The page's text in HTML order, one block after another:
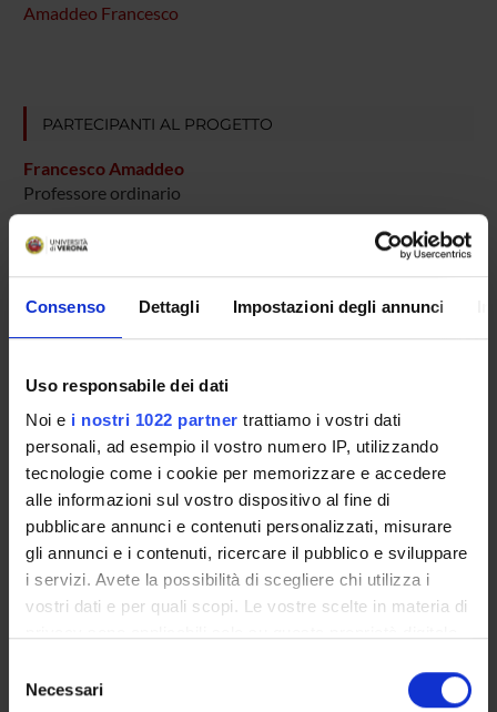
Consenso Dettagli Impostazioni degli annunci
Uso responsabile dei dati
Noi e i nostri 1022 partner trattiamo i vostri dati
personali, ad esempio il vostro numero IP, utilizzando
tecnologie come i cookie per memorizzare e accedere
alle informazioni sul vostro dispositivo al fine di
pubblicare annunci e contenuti personalizzati, misurare
gli annunci e i contenuti, ricercare il pubblico e sviluppare
i servizi. Avete la possibilità di scegliere chi utilizza i
vostri dati e per quali scopi. Le vostre scelte in materia di
modificare o revocare il proprio consenso in qualsiasi
delNecessari
Amaddeo Francesco
PARTECIPANTI AL PROGETTO
Francesco Amaddeo
Professore ordinario
AREE DI RICERCA COINVOLTE DAL PROGETTO
SEZIONI
Psichiatria
ATTIVITÀ
GRUPPI DI RICERCA
SEZIONI